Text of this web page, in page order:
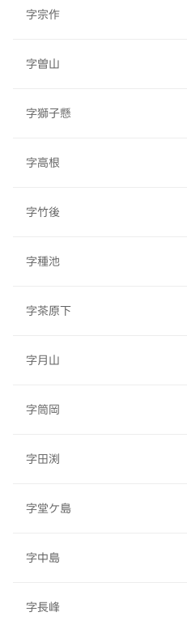
字宗作
字曽山
字獅子懸
字高根
字竹後
字種池
字茶原下
字月山
字筒岡
字田渕
字堂ケ島
字中島
字長峰